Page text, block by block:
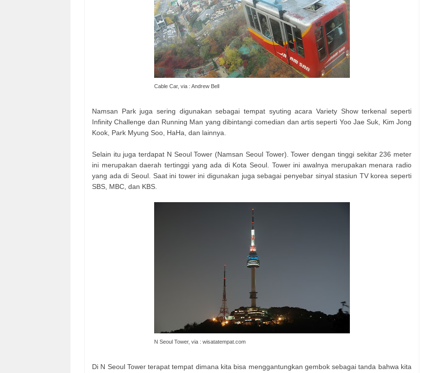
Cable Car, via : Andrew Bell
Namsan Park juga sering digunakan sebagai tempat syuting acara Variety Show terkenal seperti
Infinity Challenge dan Running Man yang dibintangi comedian dan artis seperti Yoo Jae Suk, Kim Jong
Kook, Park Myung Soo, HaHa, dan lainnya.
Selain itu juga terdapat N Seoul Tower (Namsan Seoul Tower). Tower dengan tinggi sekitar 236 meter
ini merupakan daerah tertinggi yang ada di Kota Seoul. Tower ini awalnya merupakan menara radio
yang ada di Seoul. Saat ini tower ini digunakan juga sebagai penyebar sinyal stasiun TV korea seperti
SBS, MBC, dan KBS.
N Seoul Tower, via : wisatatempat.com
Di N Seoul Tower terapat tempat dimana kita bisa menggantungkan gembok sebagai tanda bahwa kita